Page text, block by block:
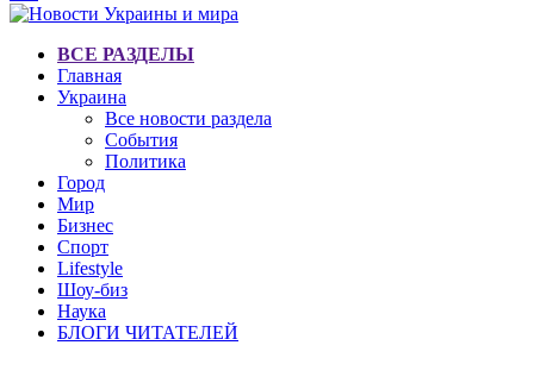
ВСЕ РАЗДЕЛЫ
Главная
Украина
Все новости раздела
События
Политика
Город
Мир
Бизнес
Спорт
Lifestyle
Шоу-биз
Наука
БЛОГИ ЧИТАТЕЛЕЙ